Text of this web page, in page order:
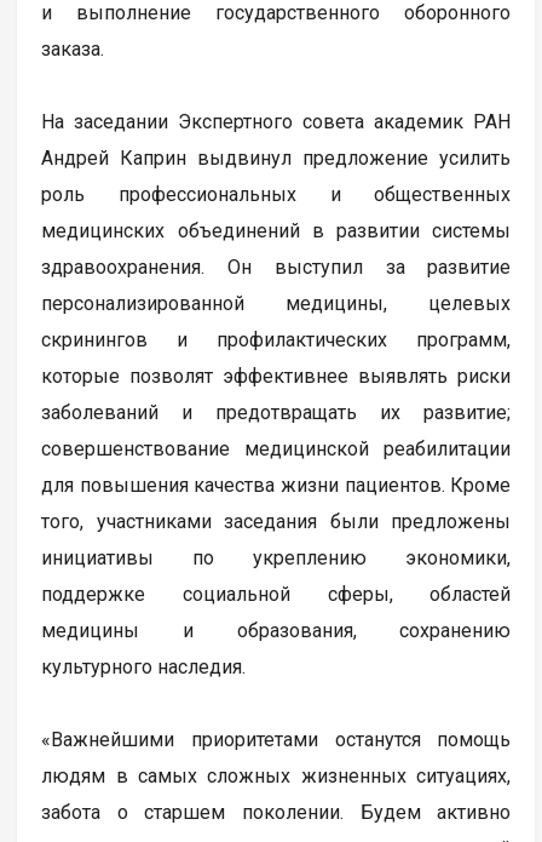
и выполнение государственного оборонного
заказа.
На заседании Экспертного совета академик РАН
Андрей Каприн выдвинул предложение усилить
роль профессиональных и общественных
медицинских объединений в развитии системы
здравоохранения. Он выступил за развитие
персонализированной медицины, целевых
скринингов и профилактических программ,
которые позволят эффективнее выявлять риски
заболеваний и предотвращать их развитие;
совершенствование медицинской реабилитации
для повышения качества жизни пациентов. Кроме
того, участниками заседания были предложены
инициативы по укреплению экономики,
поддержке социальной сферы, областей
медицины и образования, сохранению
культурного наследия.
«Важнейшими приоритетами останутся помощь
людям в самых сложных жизненных ситуациях,
забота о старшем поколении. Будем активно